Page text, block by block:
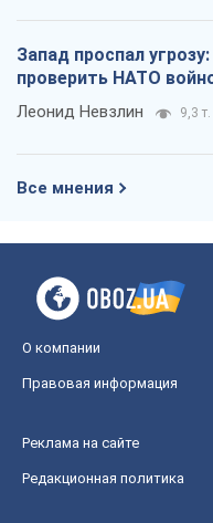
Запад проспал
проверить НАТО
Леонид Невзлин 9,3 т.
Все мнения
О компании
Правовая информация
Реклама на сайте
Редакционная политика